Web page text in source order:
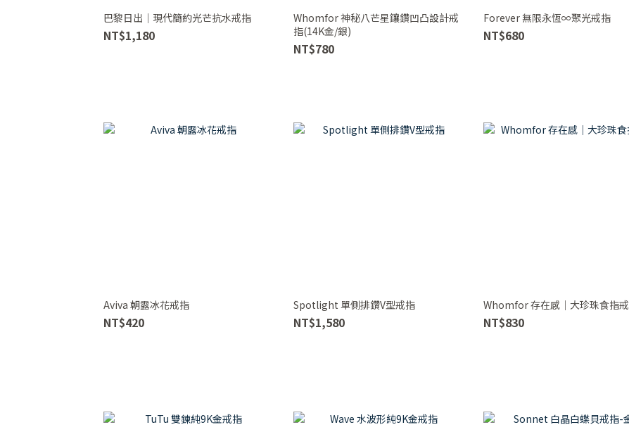
巴黎日出｜現代簡約光芒抗水戒指
NT$1,180
Whomfor 神秘八芒星鑲鑽凹凸設計戒
指(14K金/銀)
NT$780
Forever 無限永恆∞聚光戒指
NT$680
Aviva 朝露冰花戒指
NT$420
Spotlight 單側排鑽V型戒指
NT$1,580
Whomfor 存在感｜大珍珠食指戒
NT$830